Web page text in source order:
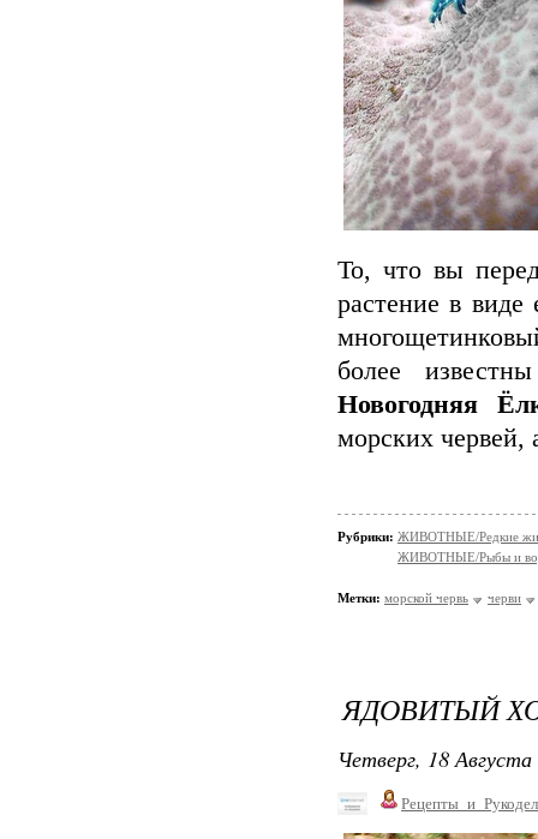
То, что вы
растение в
более
Новогодняя
морских червей,
Рубрики: ЖИВОТНЫЕ/Редкие
ЖИВОТНЫЕ/Рыбы и
Метки: морской червь черви
ЯДОВИТЫЙ
Четверг, 18